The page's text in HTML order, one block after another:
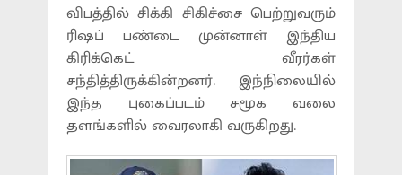
விபத்தில் சிக்கி சிகிச்சை பெற்றுவரும்
ரிஷப் பண்டை முன்னாள் இந்திய
கிரிக்கெட் வீரர்கள்
சந்தித்திருக்கின்றனர். இந்நிலையில்
இந்த புகைப்படம் சமூக வலை
தளங்களில் வைரலாகி வருகிறது.